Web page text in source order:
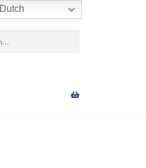
Dutch